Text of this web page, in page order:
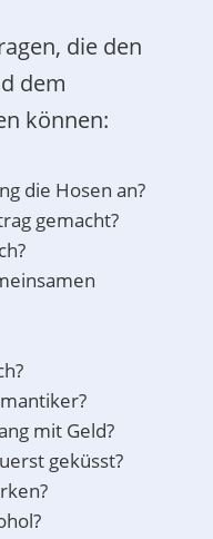
die den
dem
können:
die Hosen an?
gemacht?
mit Geld?
geküsst?